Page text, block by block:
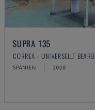
SUPRA 135
CORREA - UNIVERSELLT
SPANIEN 2008